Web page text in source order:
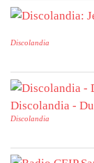
Discolandia
Discolandia -
Discolandia